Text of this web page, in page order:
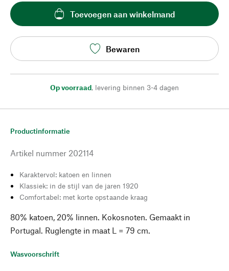
Toevoegen aan winkelmand
Bewaren
Op voorraad, levering binnen 3-4 dagen
Productinformatie
Artikel nummer 202114
Karaktervol: katoen en linnen
Klassiek: in de stijl van de jaren 1920
Comfortabel: met korte opstaande kraag
80% katoen, 20% linnen. Kokosnoten. Gemaakt in
Portugal. Ruglengte in maat L = 79 cm.
Wasvoorschrift